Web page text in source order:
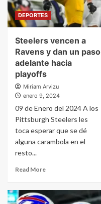
DEPORTES
Steelers vencen a
Ravens y dan un paso
adelante hacia
playoffs
Miriam Arvizu
enero 9, 2024
09 de Enero del 2024 A los
Pittsburgh Steelers les
toca esperar que se dé
alguna carambola en el
resto...
Read More